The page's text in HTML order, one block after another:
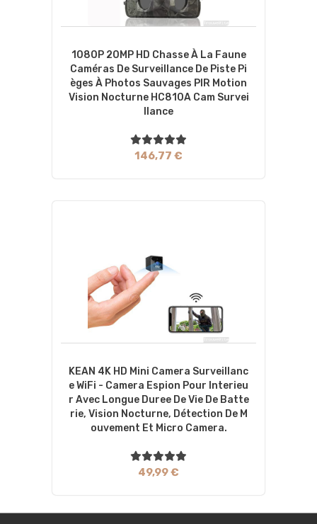
1080P 20MP HD Chasse À La Faune
Caméras De Surveillance De Piste Pi
Èges À Photos Sauvages PIR Motion
Vision Nocturne HC810A Cam Survei
Llance
146,77 €
KEAN 4K HD Mini Camera Surveillanc
E WiFi - Camera Espion Pour Interieu
R Avec Longue Duree De Vie De Batte
Rie, Vision Nocturne, Détection De M
Ouvement Et Micro Camera.
49,99 €